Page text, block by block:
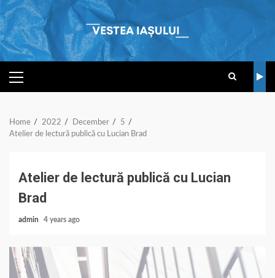
Skip
to
content
PRIMARY
MENU
Home 2022 December
5
Atelier de lectură publică cu Lucian Brad
Atelier de lectură publică cu Lucian
Brad
admin 4 years ago